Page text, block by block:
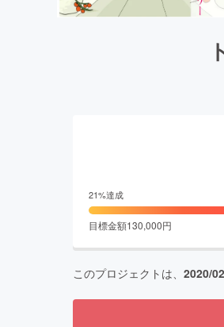
21%達成
目標金額130,000円
このプロジェクトは、 2020/